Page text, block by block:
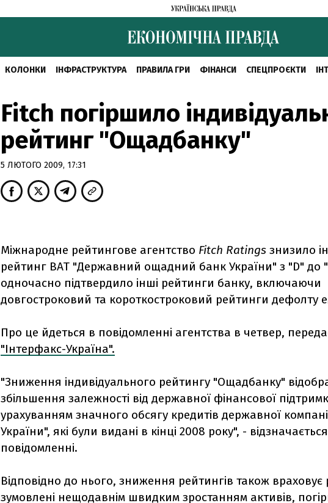
КОЛОНКИ ІНФРАСТРУКТУРА ПРАВИЛА ГРИ ФІНАНСИ СПЕЦПРОЄКТИ
Fitch погіршило
рейтинг "Ощадбанку"
5 ЛЮТОГО 2009, 17:31
Міжнародне рейтингове агентство Fitch Ratings знизило
рейтинг ВАТ "Державний ощадний банк України" з "D" до
одночасно підтвердило інші рейтинги банку, включаючи
довгостроковий та короткостроковий рейтинги дефолту
Про це йдеться в повідомленні агентства в четвер,
"Інтерфакс-Україна".
"Зниження індивідуального рейтингу "Ощадбанку"
збільшення залежності від державної фінансової
урахуванням значного обсягу кредитів державної
України", які були видані в кінці 2008 року", -
повідомленні.
Відповідно до нього, зниження рейтингів також враховує
зумовлені нещодавнім швидким зростанням активів,